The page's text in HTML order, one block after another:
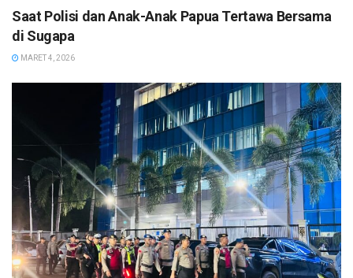
Saat Polisi dan Anak-Anak Papua Tertawa Bersama
di Sugapa
MARET 4, 2026